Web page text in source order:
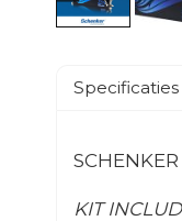
Specificaties
KIT